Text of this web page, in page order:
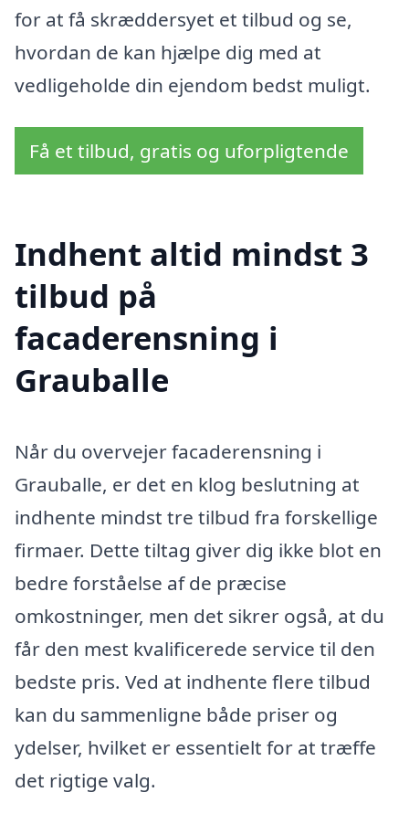
for at få skræddersyet et tilbud og se,
hvordan de kan hjælpe dig med at
vedligeholde din ejendom bedst muligt.
Få et tilbud, gratis og uforpligtende
Indhent altid mindst 3
tilbud på
facaderensning i
Grauballe
Når du overvejer facaderensning i
Grauballe, er det en klog beslutning at
indhente mindst tre tilbud fra forskellige
firmaer. Dette tiltag giver dig ikke blot en
bedre forståelse af de præcise
omkostninger, men det sikrer også, at du
får den mest kvalificerede service til den
bedste pris. Ved at indhente flere tilbud
kan du sammenligne både priser og
ydelser, hvilket er essentielt for at træffe
det rigtige valg.